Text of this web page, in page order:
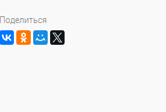
Поделиться